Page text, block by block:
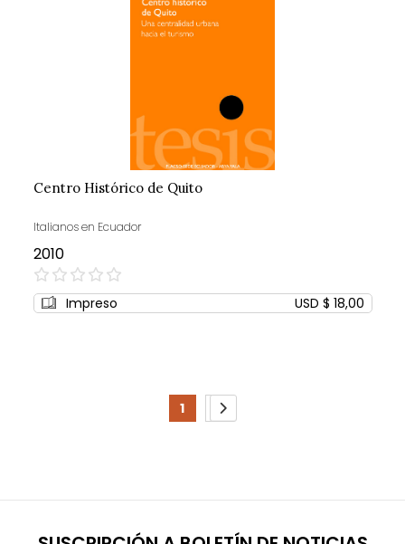
Centro Histórico de Quito
Italianos en Ecuador
2010
0%
Impreso USD $ 18,00
Page
You're
page
1
Page
2
Page
Siguiente